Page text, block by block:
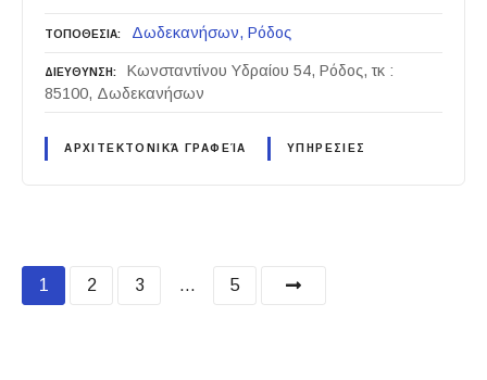
ΤΟΠΟΘΕΣΙΑ Δωδεκανήσων Ρόδος
ΔΙΕΥΘΥΝΣΗ
Κωνσταντίνου Υδραίου 54, Ρόδος, τκ :
85100, Δωδεκανήσων
ΑΡΧΙΤΕΚΤΟΝΙΚΆ ΓΡΑΦΕΊΑ ΥΠΗΡΕΣΙΕΣ
P
1 2 3 … 5